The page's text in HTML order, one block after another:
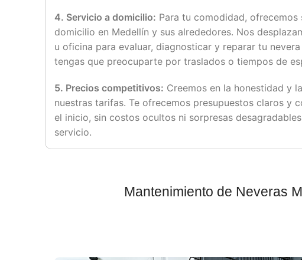
4. Servicio a domicilio: Para tu comodidad,
domicilio en Medellín y sus alrededores. Nos
u oficina para evaluar, diagnosticar y reparar tu
tengas que preocuparte por traslados o tiempos de
5. Precios competitivos: Creemos en la honestidad y
nuestras tarifas. Te ofrecemos presupuestos claros y
el inicio, sin costos ocultos ni sorpresas
servicio.
Mantenimiento de Neveras